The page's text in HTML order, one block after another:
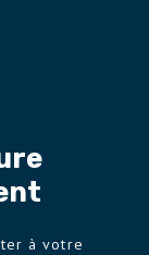
à votre